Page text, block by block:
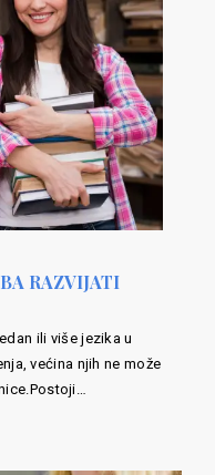
RAZVIJATI
ili više jezika u
većina njih ne može